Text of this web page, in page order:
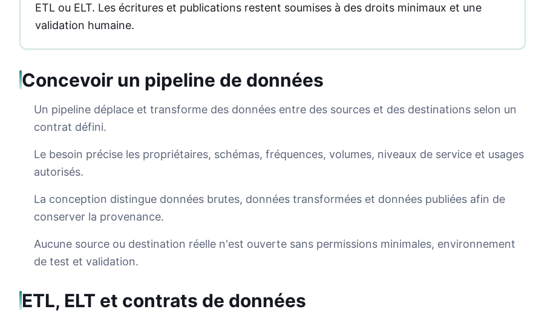
ETL ou ELT. Les écritures et publications restent soumises à des droits minimaux et une
validation humaine.
Concevoir un pipeline de données
Un pipeline déplace et transforme des données entre des sources et des destinations selon un
contrat défini.
Le besoin précise les propriétaires, schémas, fréquences, volumes, niveaux de service et usages
autorisés.
La conception distingue données brutes, données transformées et données publiées afin de
conserver la provenance.
Aucune source ou destination réelle n'est ouverte sans permissions minimales, environnement
de test et validation.
ETL, ELT et contrats de données